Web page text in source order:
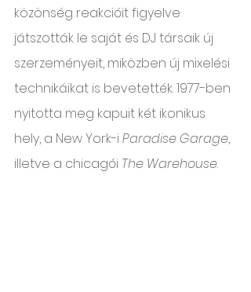
közönség reakcióit figyelve
játszották le saját és DJ társaik új
szerzeményeit, miközben új mixelési
technikáikat is bevetették. 1977-ben
nyitotta meg kapuit két ikonikus
hely, a New York-i Paradise Garage,
illetve a chicagói The Warehouse.